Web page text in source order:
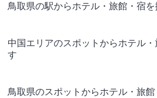
鳥取県の駅からホテル・旅館・宿を
中国エリアのスポットからホテル
す
鳥取県のスポットからホテル・旅